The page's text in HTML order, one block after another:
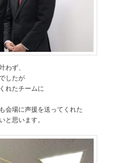
ず、
したが
れたチームに
会場に声援を送ってくれた
思います。